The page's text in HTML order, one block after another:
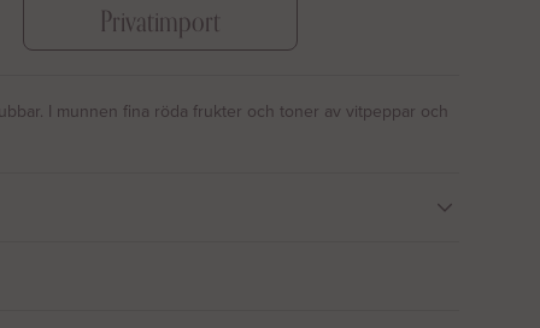
Privatimport
I munnen fina röda frukter och toner av vitpeppar och
tycker vi!